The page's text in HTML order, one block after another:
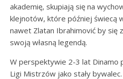
akademię, skupiają się na
klejnotów, które później świecą
nawet Zlatan Ibrahimović by się
swoją własną legendą.
W perspektywie 2-3 lat Dinamo
Ligi Mistrzów jako stały